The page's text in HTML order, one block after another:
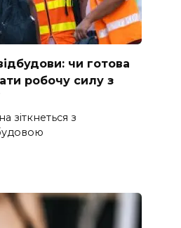
чи готова
робочу силу з
зіткнеться з